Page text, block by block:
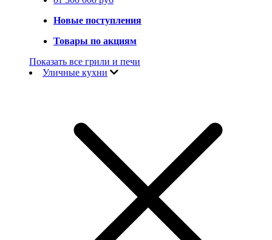
Новые поступления
Товары по акциям
Показать все грили и печи
Уличные кухни